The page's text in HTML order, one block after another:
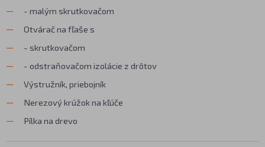
- malým skrutkovačom
Otvárač na fľaše s
- skrutkovačom
- odstraňovačom izolácie z drôtov
Výstružník, priebojník
Nerezový krúžok na kľúče
Pílka na drevo